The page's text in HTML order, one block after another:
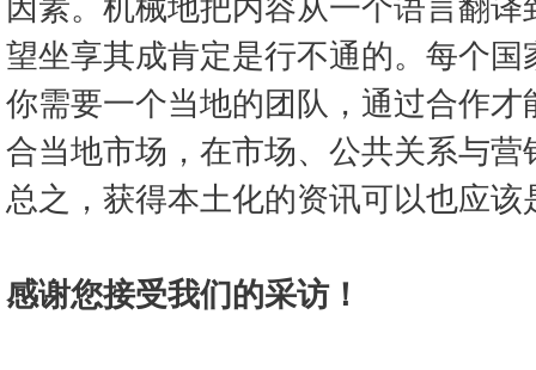
因素。机械地把内容从一个语言翻
望坐享其成肯定是行不通的。每个
你需要一个当地的团队，通过合作
合当地市场，在市场、公共关系与
总之，获得本土化的资讯可以也应该
感谢您接受我们的采访！